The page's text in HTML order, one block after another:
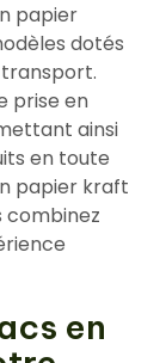
papier
dotés
prise en
ainsi
en toute
papier kraft
combinez
en